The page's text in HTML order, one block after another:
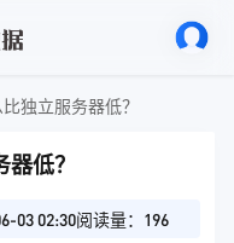
独立服务器低？
低？
03 02:30阅读量：196